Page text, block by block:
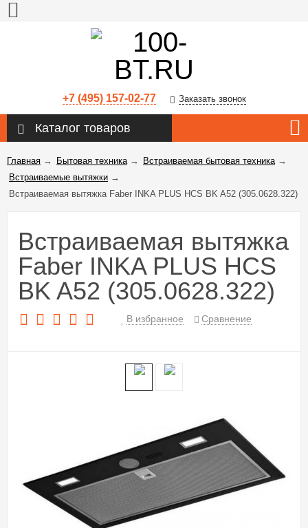
+7 (495) 157-02-77 Заказать звонок
Каталог товаров
Главная → Бытовая техника→ Встраиваемая бытовая техника→
Встраиваемые вытяжки →
Встраиваемая вытяжка Faber INKA PLUS HCS BK A52 (305.0628.322)
Встраиваемая вытяжка
Faber INKA PLUS HCS
BK A52 (305.0628.322)
В избранное Сравнение